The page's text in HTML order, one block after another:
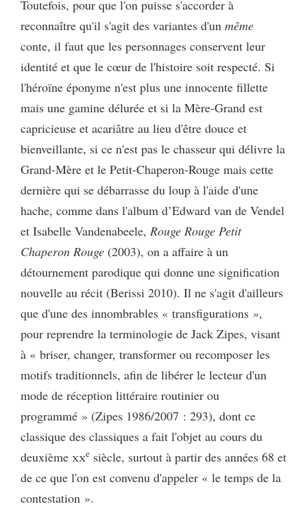
Toutefois, pour que l'on puisse s'accorder à
reconnaître qu'il s'agit des variantes d'un même
conte, il faut que les personnages conservent leur
identité et que le cœur de l'histoire soit respecté. Si
l'héroïne éponyme n'est plus une innocente fillette
mais une gamine délurée et si la Mère-Grand est
capricieuse et acariâtre au lieu d'être douce et
bienveillante, si ce n'est pas le chasseur qui délivre la
Grand-Mère et le Petit-Chaperon-Rouge mais cette
dernière qui se débarrasse du loup à l'aide d'une
hache, comme dans l'album d’Edward van de Vendel
et Isabelle Vandenabeele, Rouge Rouge Petit
Chaperon Rouge (2003), on a affaire à un
détournement parodique qui donne une signification
nouvelle au récit (Berissi 2010). Il ne s'agit d'ailleurs
que d'une des innombrables « transfigurations »,
pour reprendre la terminologie de Jack Zipes, visant
à « briser, changer, transformer ou recomposer les
motifs traditionnels, afin de libérer le lecteur d'un
mode de réception littéraire routinier ou
programmé » (Zipes 1986/2007 : 293), dont ce
classique des classiques a fait l'objet au cours du
deuxième xxe siècle, surtout à partir des années 68 et
de ce que l'on est convenu d'appeler « le temps de la
contestation ».